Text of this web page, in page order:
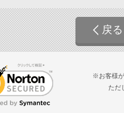
戻る
※お客様が
ただ